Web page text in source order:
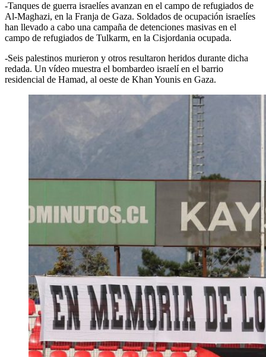
-Tanques de guerra israelíes avanzan en el campo de refugiados de
Al-Maghazi, en la Franja de Gaza. Soldados de ocupación israelíes
han llevado a cabo una campaña de detenciones masivas en el
campo de refugiados de Tulkarm, en la Cisjordania ocupada.
-Seis palestinos murieron y otros resultaron heridos durante dicha
redada. Un vídeo muestra el bombardeo israelí en el barrio
residencial de Hamad, al oeste de Khan Younis en Gaza.